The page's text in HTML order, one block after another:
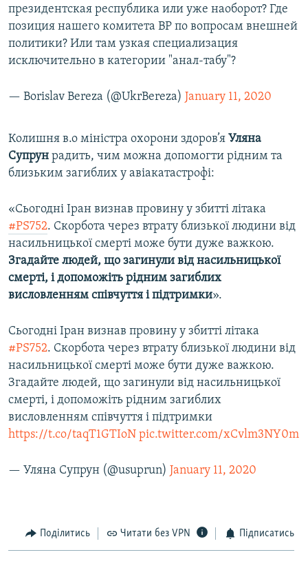
президентская республика или уже наоборот? Где
позиция нашего комитета ВР по вопросам внешней
политики? Или там узкая специализация
исключительно в категории "анал-табу"?
— Borislav Bereza (@UkrBereza) January 11, 2020
Колишня в.о міністра охорони здоров’я Уляна
Супрун радить, чим можна допомогти рідним та
близьким загиблих у авіакатастрофі:
«Сьогодні Іран визнав провину у збитті літака
#PS752. Скорбота через втрату близької людини від
насильницької смерті може бути дуже важкою.
Згадайте людей, що загинули від насильницької
смерті, і допоможіть рідним загиблих
висловленням співчуття і підтримки».
Сьогодні Іран визнав провину у збитті літака
#PS752. Скорбота через втрату близької людини від
насильницької смерті може бути дуже важкою.
Згадайте людей, що загинули від насильницької
смерті, і допоможіть рідним загиблих
висловленням співчуття і підтримки
https://t.co/taqT1GTIoN pic.twitter.com/xCvlm3NY0m
— Уляна Супрун (@usuprun) January 11, 2020
Поділитись Читати без VPN Підписатись